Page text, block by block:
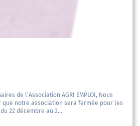
de l'Association AGRI EMPLOI, Nous
notre association sera fermée pour les
22 décembre au 2...